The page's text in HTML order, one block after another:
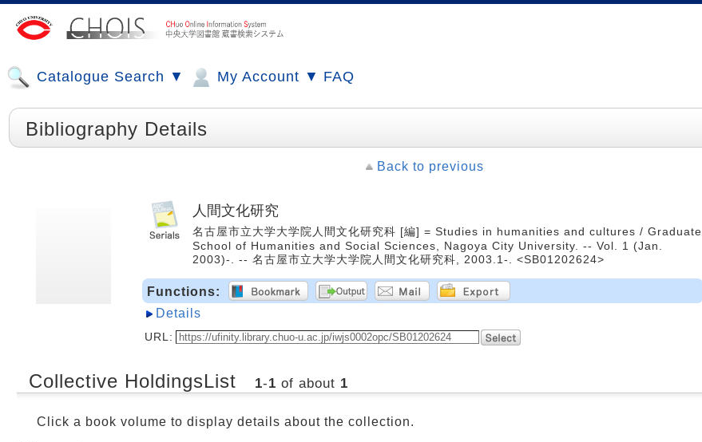
Catalogue Search ▼ My Account ▼ FAQ
Bibliography Details
Back to previous
人間文化研究
名古屋市立大学大学院人間文化研究科 [編] = Studies in humanities and cultures / Graduate
School of Humanities and Social Sciences, Nagoya City University. -- Vol. 1 (Jan.
2003)-. -- 名古屋市立大学大学院人間文化研究科, 2003.1-. <SB01202624>
Functions:
Details
URL:
Collective HoldingsList 1-1 of about 1
Click a book volume to display details about the collection.